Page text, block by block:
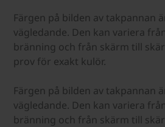
Färgen på bilden av takpannan
vägledande. Den kan variera
bränning och från skärm till
prov för exakt kulör.
Färgen på bilden av takpannan
vägledande. Den kan variera
bränning och från skärm till